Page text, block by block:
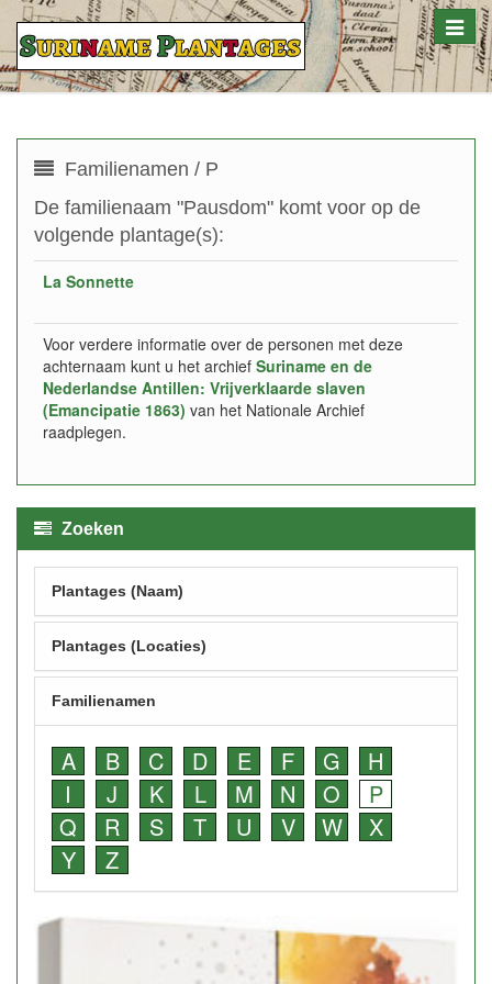
Toggle
Familienamen / P
De familienaam "Pausdom" komt voor op de
volgende plantage(s):
La Sonnette
Voor verdere informatie over de personen met deze
achternaam kunt u het archief Suriname en de
Nederlandse Antillen: Vrijverklaarde slaven
(Emancipatie 1863) van het Nationale Archief
raadplegen.
Zoeken
Plantages (Naam)
Plantages (Locaties)
Familienamen
A B C D E F G
H
I
J K L M N O
P
Q
R S T U V W
X
Y
Z